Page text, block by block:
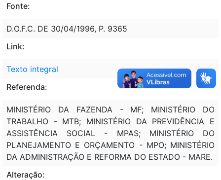
Fonte:
D.O.F.C. DE 30/04/1996, P. 9365
Link:
Texto integral
Referenda:
MINISTÉRIO DA FAZENDA - MF; MINISTÉRIO DO
TRABALHO - MTB; MINISTÉRIO DA PREVIDÊNCIA E
ASSISTÊNCIA SOCIAL - MPAS; MINISTÉRIO DO
PLANEJAMENTO E ORÇAMENTO - MPO; MINISTÉRIO
DA ADMINISTRAÇÃO E REFORMA DO ESTADO - MARE.
Alteração: